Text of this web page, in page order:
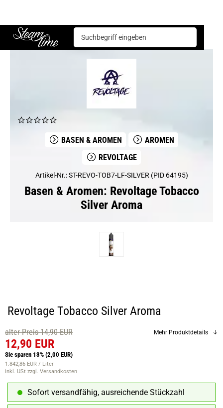
Steam time
Basen & Aromen Aromen Revoltage
BASEN & AROMEN
AROMEN
REVOLTAGE
Artikel-Nr.: ST-REVO-TOB7-LF-SILVER (PID 64195)
Basen & Aromen: Revoltage Tobacco
Silver Aroma
Revoltage Tobacco Silver Aroma
alter Preis 14,90 EUR
12,90 EUR
Sie sparen 13% (2,00 EUR)
1.842,86 EUR / Liter
inkl. USt zzgl. Versandkosten
Mehr Produktdetails
Sofort versandfähig, ausreichende Stückzahl